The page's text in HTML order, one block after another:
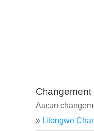
Changement
Aucun
» Lilongwe